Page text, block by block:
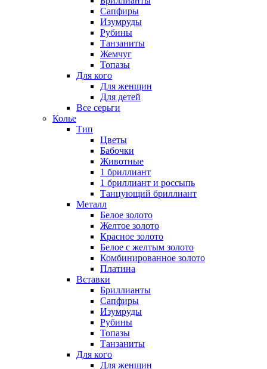
Сапфиры
Изумруды
Рубины
Танзаниты
Жемчуг
Топазы
Для кого
Для женщин
Для детей
Все серьги
Колье
Тип
Цветы
Бабочки
Животные
1 бриллиант
1 бриллиант и россыпь
Танцующий бриллиант
Металл
Белое золото
Желтое золото
Красное золото
Белое с желтым золото
Комбинированное золото
Платина
Вставки
Бриллианты
Сапфиры
Изумруды
Рубины
Топазы
Танзаниты
Для кого
Для женщин